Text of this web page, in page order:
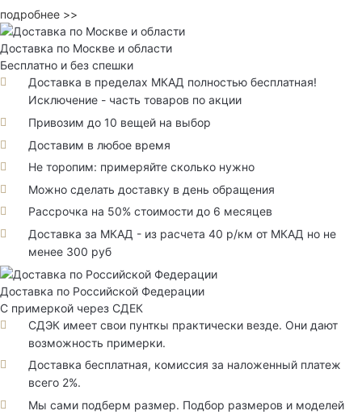
подробнее >>
Доставка по Москве и области
Бесплатно и без спешки
Доставка в пределах МКАД полностью бесплатная!
Исключение - часть товаров по акции
Привозим до 10 вещей на выбор
Доставим в любое время
Не торопим: примеряйте сколько нужно
Можно сделать доставку в день обращения
Рассрочка на 50% стоимости до 6 месяцев
Доставка за МКАД - из расчета 40 р/км от МКАД но не
менее 300 руб
Доставка по Российской Федерации
С примеркой через СДЕК
СДЭК имеет свои пунткы практически везде. Они дают
возможность примерки.
Доставка бесплатная, комиссия за наложенный платеж
всего 2%.
Мы сами подберм размер. Подбор размеров и моделей